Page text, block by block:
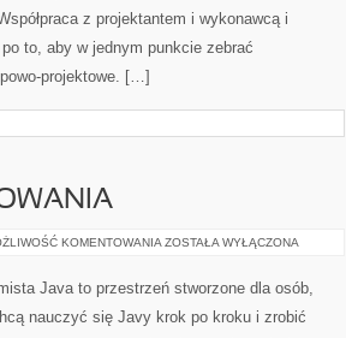
z projektantem i wykonawcą i
to, aby w jednym punkcie zebrać
projektowe. […]
KOMENTOWANIA PODSTAWY
ZOSTAŁA WYŁĄCZONA
Java to przestrzeń stworzone dla osób,
nauczyć się Javy krok po kroku i zrobić